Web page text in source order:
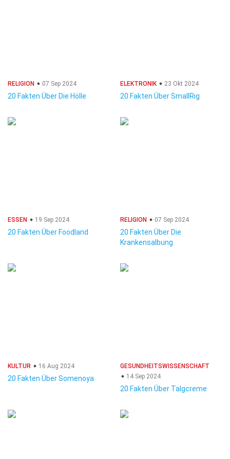
RELIGION 07 Sep 2024
20 Fakten Über Die Hölle
ELEKTRONIK 23 Okt 2024
20 Fakten Über SmallRig
ESSEN 19 Sep 2024
20 Fakten Über Foodland
RELIGION 07 Sep 2024
20 Fakten Über Die
Krankensalbung
KULTUR 16 Aug 2024
20 Fakten Über Somenoya
GESUNDHEITSWISSENSCHAFT
14 Sep 2024
20 Fakten Über Talgcreme